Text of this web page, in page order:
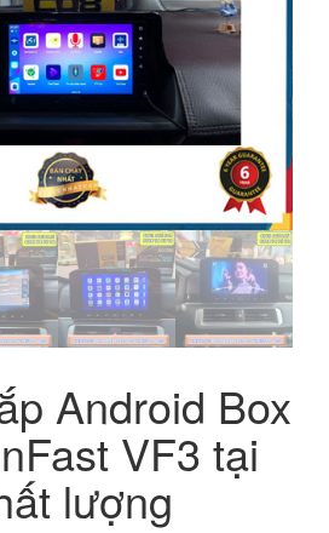
Android Box
VF3 tại
lượng